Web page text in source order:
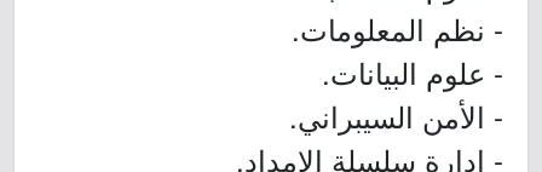
- نظم المعلومات.
- علوم البيانات.
- الأمن السيبراني.
- إدارة سلسلة الإمداد.